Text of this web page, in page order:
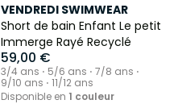
VENDREDI SWIMWEAR
Short de bain Enfant Le petit
Immerge Rayé Recyclé
59,00 €
3/4 ans ⋅ 5/6 ans ⋅ 7/8 ans ⋅
9/10 ans ⋅ 11/12 ans
Disponible en 1 couleur